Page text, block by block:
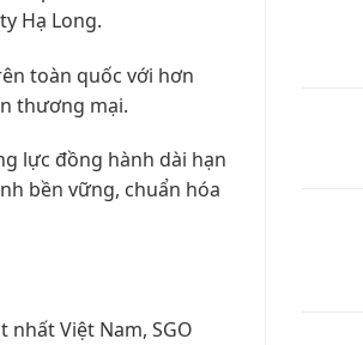
Hạ Long.
toàn quốc với hơn
thương mại.
lực đồng hành dài hạn
bền vững, chuẩn hóa
Việt Nam, SGO